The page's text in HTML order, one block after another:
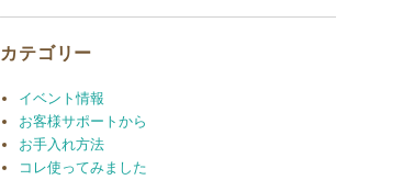
カテゴリー
イベント情報
お客様サポートから
お手入れ方法
コレ使ってみました